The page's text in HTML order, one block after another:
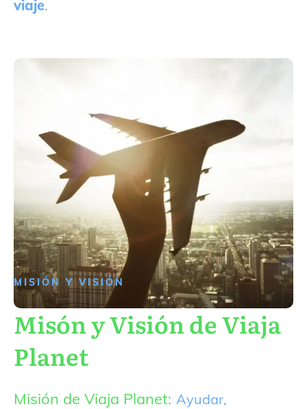
viaje.
MISIÓN Y VISIÓN
Misón y Visión de Viaja
Planet
Misión de Viaja Planet: Ayudar,